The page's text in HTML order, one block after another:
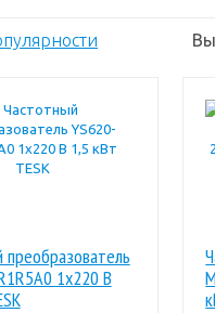
преобразователь
1х220 В